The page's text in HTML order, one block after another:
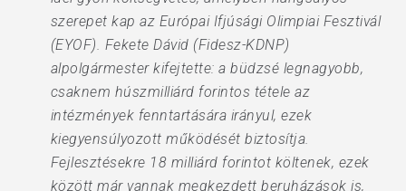
szerepet kap az Európai Ifjúsági Olimpiai Fesztivál
(EYOF). Fekete Dávid (Fidesz-KDNP)
alpolgármester kifejtette: a büdzsé legnagyobb,
csaknem húszmilliárd forintos tétele az
intézmények fenntartására irányul, ezek
kiegyensúlyozott működését biztosítja.
Fejlesztésekre 18 milliárd forintot költenek, ezek
között már vannak megkezdett beruházások is,